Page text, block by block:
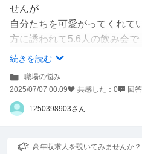
せんが
自分たちを可愛がってくれて
方に誘われて5.6人の飲み会で
何回か一緒になることがあり
仕事中は会った時に挨拶する
飲み会の時、私はそのメンツ
と性格的な面もあり、
いつも最後まで残って忘れ物
続きを読む
職場の悩み
2025/07/07 00:09
共感した： 0 回
1250398903さん
高年収求人を覗いてみませんか？